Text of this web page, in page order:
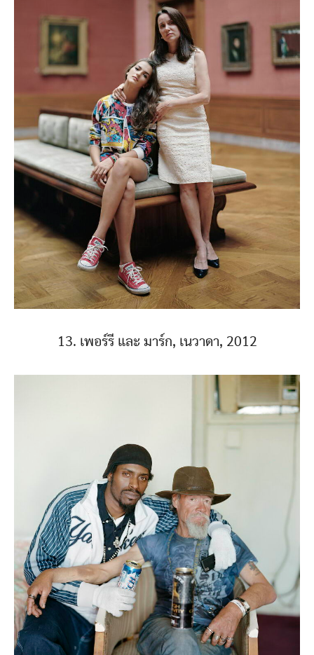
13. เพอร์รี และ มาร์ก, เนวาดา, 2012